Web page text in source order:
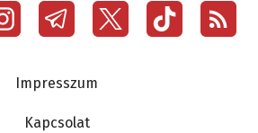
Social
menu
Impresszum
Kapcsolat